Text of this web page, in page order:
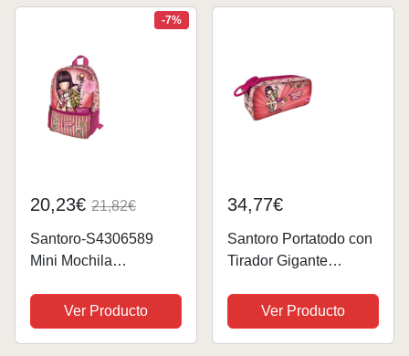
-7%
20,23€ 21,82€
Santoro-S4306589
Mini Mochila
Fairground Carousel
26X34X11,4Cm,
Dibujo Animado,
Ver Producto
34,77€
Santoro Portatodo con
Tirador Gigante
Carousel
21,5X10,5X7Cm,
Dibujos Animados,
Ver Producto